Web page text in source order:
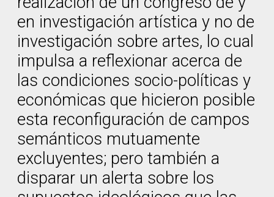
en investigación artística y no de
investigación sobre artes, lo cual
impulsa a reflexionar acerca de
las condiciones socio-políticas y
económicas que hicieron posible
esta reconfiguración de campos
semánticos mutuamente
excluyentes; pero también a
disparar un alerta sobre los